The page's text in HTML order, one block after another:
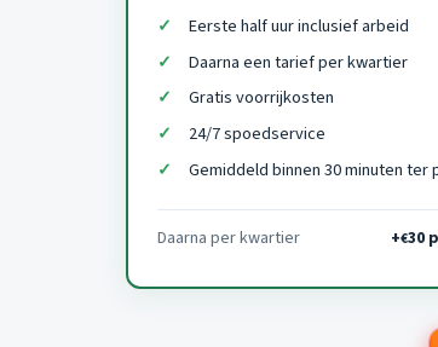
Eerste half uur inclusief arbeid
Daarna een tarief per kwartier
Gratis voorrijkosten
24/7 spoedservice
Gemiddeld binnen 30 minuten ter
Daarna per kwartier +€30